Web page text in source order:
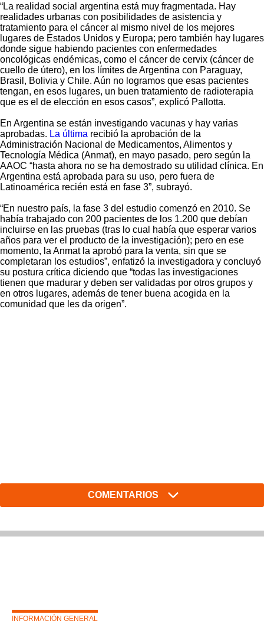
“La realidad social argentina está muy fragmentada. Hay
realidades urbanas con posibilidades de asistencia y
tratamiento para el cáncer al mismo nivel de los mejores
lugares de Estados Unidos y Europa; pero también hay lugares
donde sigue habiendo pacientes con enfermedades
oncológicas endémicas, como el cáncer de cervix (cáncer de
cuello de útero), en los límites de Argentina con Paraguay,
Brasil, Bolivia y Chile. Aún no logramos que esas pacientes
tengan, en esos lugares, un buen tratamiento de radioterapia
que es el de elección en esos casos”, explicó Pallotta.
En Argentina se están investigando vacunas y hay varias
aprobadas. La última recibió la aprobación de la
Administración Nacional de Medicamentos, Alimentos y
Tecnología Médica (Anmat), en mayo pasado, pero según la
AAOC “hasta ahora no se ha demostrado su utilidad clínica. En
Argentina está aprobada para su uso, pero fuera de
Latinoamérica recién está en fase 3”, subrayó.
“En nuestro país, la fase 3 del estudio comenzó en 2010. Se
había trabajado con 200 pacientes de los 1.200 que debían
incluirse en las pruebas (tras lo cual había que esperar varios
años para ver el producto de la investigación); pero en ese
momento, la Anmat la aprobó para la venta, sin que se
completaran los estudios”, enfatizó la investigadora y concluyó
su postura crítica diciendo que “todas las investigaciones
tienen que madurar y deben ser validadas por otros grupos y
en otros lugares, además de tener buena acogida en la
comunidad que les da origen”.
COMENTARIOS